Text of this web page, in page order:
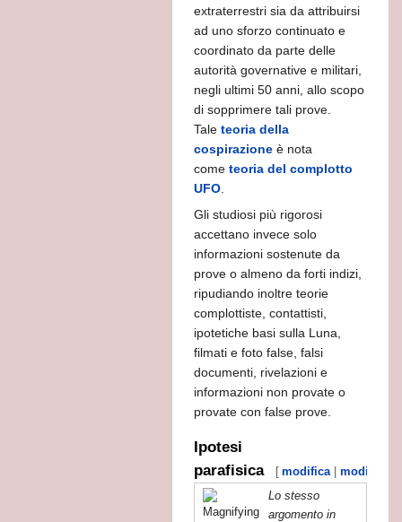
extraterrestri sia da attribuirsi
ad uno sforzo continuato e
coordinato da parte delle
autorità governative e militari,
negli ultimi 50 anni, allo scopo
di sopprimere tali prove.
Tale teoria della
cospirazione è nota
come teoria del complotto
UFO
Gli studiosi più rigorosi
accettano invece solo
informazioni sostenute da
prove o almeno da forti indizi,
ripudiando inoltre teorie
complottiste, contattisti,
ipotetiche basi sulla Luna,
filmati e foto false, falsi
documenti, rivelazioni e
informazioni non provate o
provate con false prove.
Ipotesi
parafisica
[ modifica |modifica
Lo stesso
argomento in